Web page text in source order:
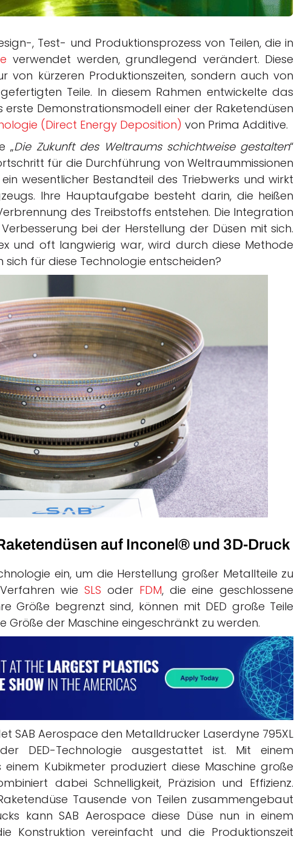
, Test- und Produktionsprozess von Teilen, die in
verwendet werden, grundlegend verändert. Diese
von kürzeren Produktionszeiten, sondern auch von
Teile. In diesem Rahmen entwickelte das
erste Demonstrationsmodell einer der Raketendüsen
(Direct Energy Deposition) von Prima Additive.
„Die Zukunft des Weltraums schichtweise gestalten“
für die Durchführung von Weltraummissionen
wesentlicher Bestandteil des Triebwerks und wirkt
Ihre Hauptaufgabe besteht darin, die heißen
des Treibstoffs entstehen. Die Integration
bei der Herstellung der Düsen mit sich.
und oft langwierig war, wird durch diese Methode
für diese Technologie entscheiden?
auf Inconel® und 3D-Druck
ein, um die Herstellung großer Metallteile zu
wie SLS oder FDM, die eine geschlossene
Größe begrenzt sind, können mit DED große Teile
Größe der Maschine eingeschränkt zu werden.
SAB Aerospace den Metalldrucker Laserdyne 795XL
DED-Technologie ausgestattet ist. Mit einem
Kubikmeter produziert diese Maschine große
dabei Schnelligkeit, Präzision und Effizienz.
Tausende von Teilen zusammengebaut
kann SAB Aerospace diese Düse nun in einem
Konstruktion vereinfacht und die Produktionszeit